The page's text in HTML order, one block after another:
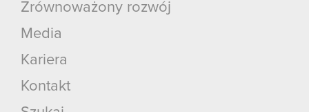
Zrównoważony rozwój
Media
Kariera
Kontakt